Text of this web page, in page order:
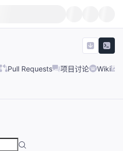
Pull Requests 项目讨论 Wiki